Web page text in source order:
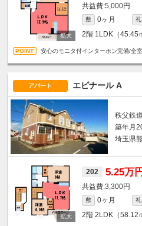
5,000円
敷 0ヶ月 礼
2階 1LDK（45.45
安心のモニタ付インターホン完備/全
アパート エピナール A
秩父鉄
築年月
埼玉県
202 5.25万円
3,300円
敷 0ヶ月 礼
2階 2LDK（58.12